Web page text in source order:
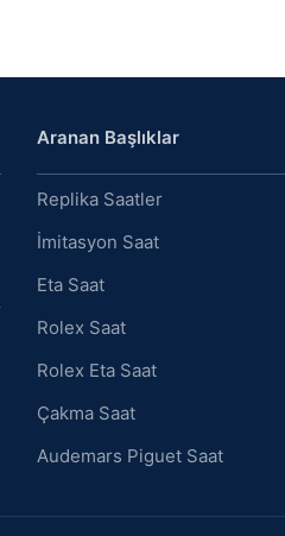
Aranan Başlıklar
Replika Saatler
İmitasyon Saat
Eta Saat
Rolex Saat
Rolex Eta Saat
Çakma Saat
Audemars Piguet Saat